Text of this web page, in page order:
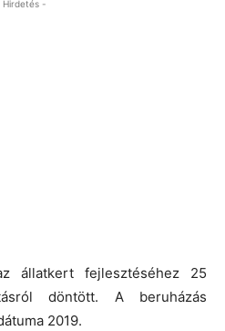
Hirdetés -
állatkert fejlesztéséhez 25
döntött. A beruházás
2019.